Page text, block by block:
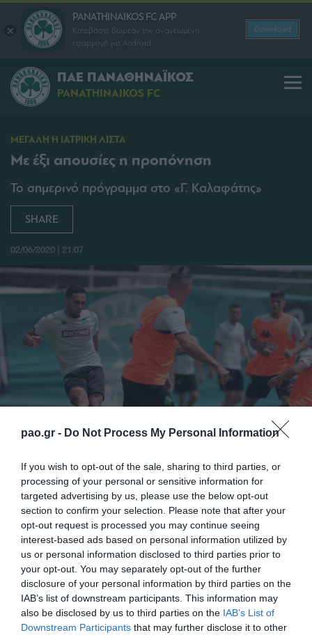
pao.gr - Do Not Process My Personal Information
If you wish to opt-out of the sale, sharing to third parties, or
processing of your personal or sensitive information for
targeted advertising by us, please use the below opt-out
section to confirm your selection. Please note that after your
opt-out request is processed you may continue seeing
interest-based ads based on personal information utilized by
us or personal information disclosed to third parties prior to
your opt-out. You may separately opt-out of the further
disclosure of your personal information by third parties on the
IAB’s list of downstream participants. This information may
also be disclosed by us to third parties on the IAB’s List of
Downstream Participants that may further disclose it to other
PANATHINAIKOS FC APP
Κατεβάστε δωρεάν την ανανεωμένη
εφαρμογή για Android
Download
ΠΑΕ ΠΑΝΑΘΗΝΑΪΚΟΣ
PANATHINAIKOS FC
ΜΕΓΑΛΗ Η ΙΑΤΡΙΚΗ ΛΙΣΤΑ
Με έξι απουσίες η προπόνηση
Το σημερινό πρόγραμμα στο «Γ. Καλαφάτης»
SHARE
02/06/2020 | 21:07
Η προετοιμασία του Παναθηναϊκού για την
κυριακάτικη πρεμιέρα των play offs έχει μπει στην
τελική ευθεία, αλλά τα προβλήματα είναι αρκετά. Στη
σημερινή προπόνηση δεν συμμετείχαν οι Μακέντα,
Χατζηγιοβάνης, οι οποίοι ακολούθησαν ατομικό
πρόγραμμα, οι Κουρμπέλης, Πούγγουρας, Νάγκι
που έκαναν ασκήσεις στο γυμναστήριο και ο Περέα